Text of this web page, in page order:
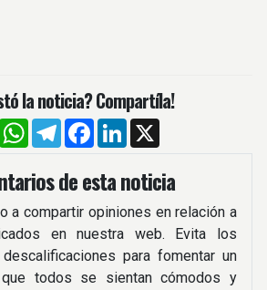
la noticia? Compartíla!
CompartirWhatsApp
TelegramFacebook
LinkedIn
de esta noticia
a compartir opiniones en relación a
en nuestra web. Evita los
para fomentar un
todos se sientan cómodos y